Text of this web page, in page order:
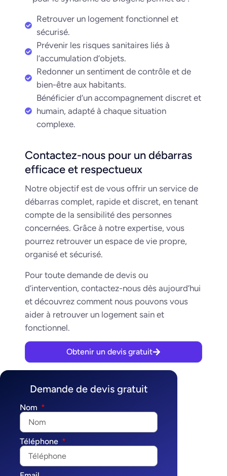
Retrouver un logement fonctionnel et
sécurisé.
Prévenir les risques sanitaires liés à
l’accumulation d’objets.
Redonner un sentiment de contrôle et de
bien-être aux habitants.
Bénéficier d’un accompagnement discret et
humain, adapté à chaque situation
complexe.
Contactez-nous pour un débarras
efficace et respectueux
Notre objectif est de vous offrir un service de
débarras complet, rapide et discret, en tenant
compte de la sensibilité des personnes
concernées. Grâce à notre expertise, vous
pourrez retrouver un espace de vie propre,
organisé et sécurisé.
Pour toute demande de devis ou
d’intervention, contactez-nous dès aujourd’hui
et découvrez comment nous pouvons vous
aider à retrouver un logement sain et
fonctionnel.
Obtenir un devis gratuit
Demande de devis gratuit
Nom
Téléphone